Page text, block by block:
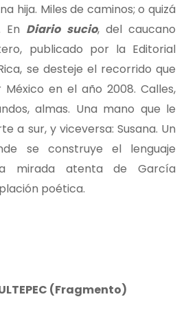
hija. Miles de caminos; o quizá
En Diario sucio, del caucano
publicado por la Editorial
se desteje el recorrido que
en el año 2008. Calles,
almas. Una mano que le
a sur, y viceversa: Susana. Un
se construye el lenguaje
mirada atenta de García
poética.
(Fragmento)